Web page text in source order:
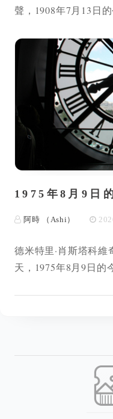
聲，1908年7月13日
1975年8月9日
阿時 （Ashi）
德米特里·肖斯塔科
天，1975年8月9日的